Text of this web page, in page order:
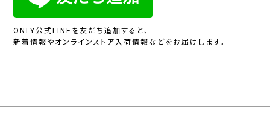
ONLY公式LINEを友だち追加すると、
新着情報やオンラインストア入荷情報などをお届けします。